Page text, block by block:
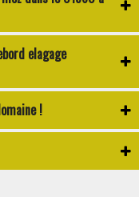
elagage
!